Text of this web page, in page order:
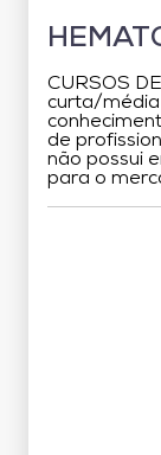
CURSOS
curta/
de
não possui
para o